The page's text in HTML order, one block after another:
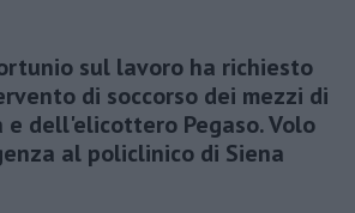
sul lavoro ha richiesto
di soccorso dei mezzi di
e dell'elicottero Pegaso. Volo
al policlinico di Siena